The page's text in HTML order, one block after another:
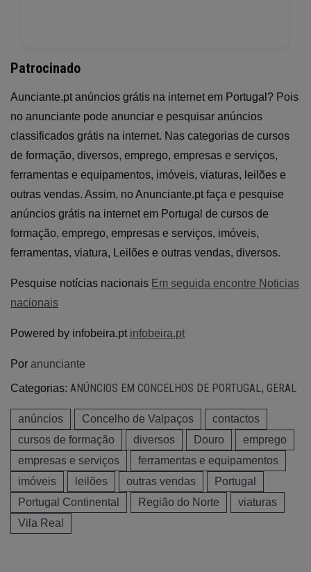
Patrocinado
Aunciante.pt anúncios grátis na internet em Portugal? Pois
no anunciante pode anunciar e pesquisar anúncios
classificados grátis na internet. Nas categorias de cursos
de formação, diversos, emprego, empresas e serviços,
ferramentas e equipamentos, imóveis, viaturas, leilões e
outras vendas. Assim, no Anunciante.pt faça e pesquise
anúncios grátis na internet em Portugal de cursos de
formação, emprego, empresas e serviços, imóveis,
ferramentas, viatura, Leilões e outras vendas, diversos.
Pesquise notícias nacionais Em seguida encontre Noticias
nacionais
Powered by infobeira.pt infobeira.pt
Por anunciante
Categorias: ANÚNCIOS EM CONCELHOS DE PORTUGAL , GERAL
anúncios Concelho de Valpaços
contactos
cursos de formação
diversos Douro
emprego
empresas e serviços
ferramentas e equipamentos
imóveis
leilões outras vendas
Portugal
Portugal Continental
Região do Norte
viaturas
Vila Real